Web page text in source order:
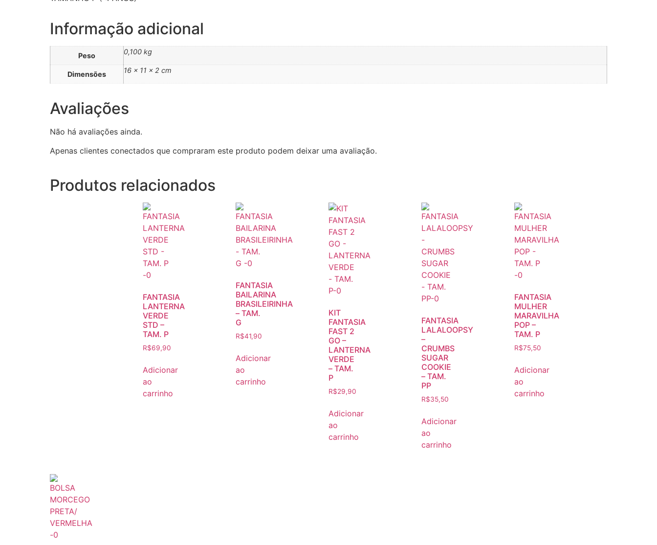
Informação adicional
Peso 0,100 kg
Dimensões 16 × 11 × 2 cm
Avaliações
Não há avaliações ainda.
Apenas clientes conectados que compraram este produto podem deixar uma avaliação.
Produtos relacionados
FANTASIA
LANTERNA
VERDE
STD –
TAM. P
R$69,90
Adicionar
ao
carrinho
FANTASIA
BAILARINA
BRASILEIRINHA
– TAM.
G
R$41,90
Adicionar
ao
carrinho
KIT
FANTASIA
FAST 2
GO –
LANTERNA
VERDE
– TAM.
P
R$29,90
Adicionar
ao
carrinho
FANTASIA
LALALOOPSY
–
CRUMBS
SUGAR
COOKIE
– TAM.
PP
R$35,50
Adicionar
ao
carrinho
FANTASIA
MULHER
MARAVILHA
POP –
TAM. P
R$75,50
Adicionar
ao
carrinho